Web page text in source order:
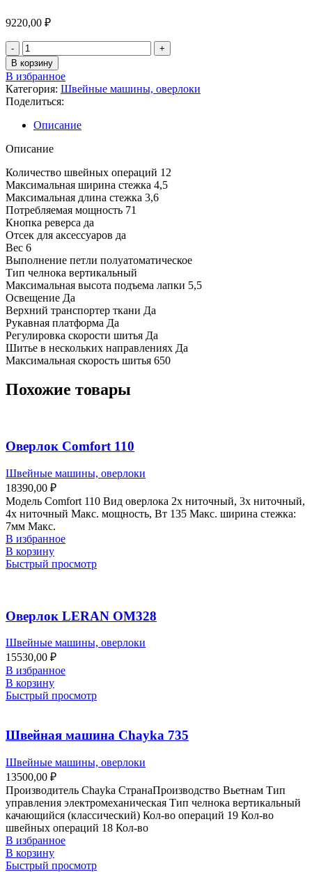
9220,00 ₽
Количество
товара
Швейная
машина
LERAN
DSM-
144
В корзину
В избранное
Категория: Швейные машины, оверлоки
Поделиться:
Описание
Описание
Количество швейных операций 12
Максимальная ширина стежка 4,5
Максимальная длина стежка 3,6
Потребляемая мощность 71
Кнопка реверса да
Отсек для аксессуаров да
Вес 6
Выполнение петли полуатоматическое
Тип челнока вертикальный
Максимальная высота подъема лапки 5,5
Освещение Да
Верхний транспортер ткани Да
Рукавная платформа Да
Регулировка скорости шитья Да
Шитье в нескольких направлениях Да
Максимальная скорость шитья 650
Похожие товары
Оверлок Comfort 110
Швейные машины, оверлоки
18390,00 ₽
Модель Comfort 110 Вид оверлока 2х ниточный, 3х ниточный,
4х ниточный Макс. мощность, Вт 135 Макс. ширина стежка:
7мм Макс.
В избранное
В корзину
Быстрый просмотр
Оверлок LERAN OM328
Швейные машины, оверлоки
15530,00 ₽
В избранное
В корзину
Быстрый просмотр
Швейная машина Chayka 735
Швейные машины, оверлоки
13500,00 ₽
Производитель Chayka СтранаПроизводство Вьетнам Тип
управления электромеханическая Тип челнока вертикальный
качающийся (классический) Кол-во операций 19 Кол-во
швейных операций 18 Кол-во
В избранное
В корзину
Быстрый просмотр